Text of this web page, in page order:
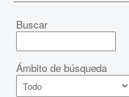
Buscar
Ámbito de búsqueda